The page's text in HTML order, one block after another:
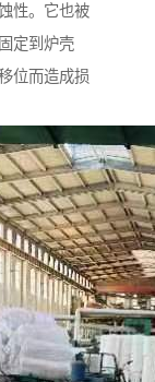
性。它也被
定到炉壳
位而造成损